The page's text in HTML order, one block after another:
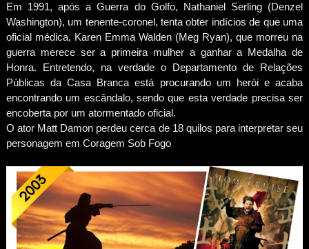
Em 1991, após a Guerra do Golfo, Nathaniel Serling (Denzel
Washington), um tenente-coronel, tenta obter indícios de que uma
oficial médica, Karen Emma Walden (Meg Ryan), que morreu na
guerra merece ser a primeira mulher a ganhar a Medalha de
Honra. Entretendo, na verdade o Departamento de Relações
Públicas da Casa Branca está procurando um herói e acaba
encontrando um escândalo, sendo que esta verdade precisa ser
encoberta por um atormentado oficial.
O ator Matt Damon perdeu cerca de 18 quilos para interpretar seu
personagem em Coragem Sob Fogo